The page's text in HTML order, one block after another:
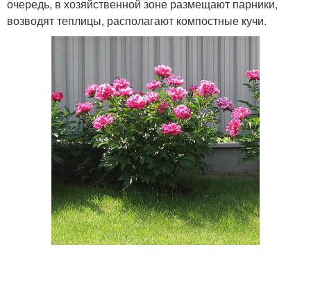
очередь, в хозяйственной зоне размещают парники,
возводят теплицы, располагают компостные кучи.